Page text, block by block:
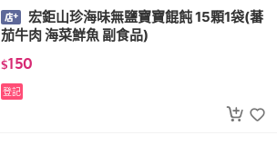
宏鉅山珍海味無鹽寶寶餛飩 15顆1袋(蕃
茄牛肉 海菜鮮魚 副食品)
$150
登記